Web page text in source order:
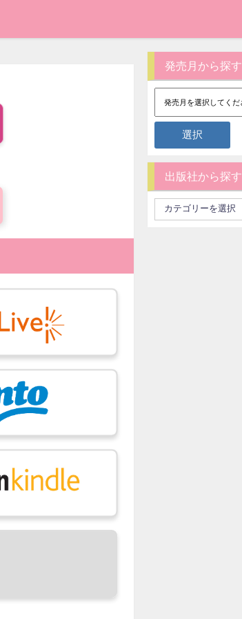
発売月から探す
出版社から探す